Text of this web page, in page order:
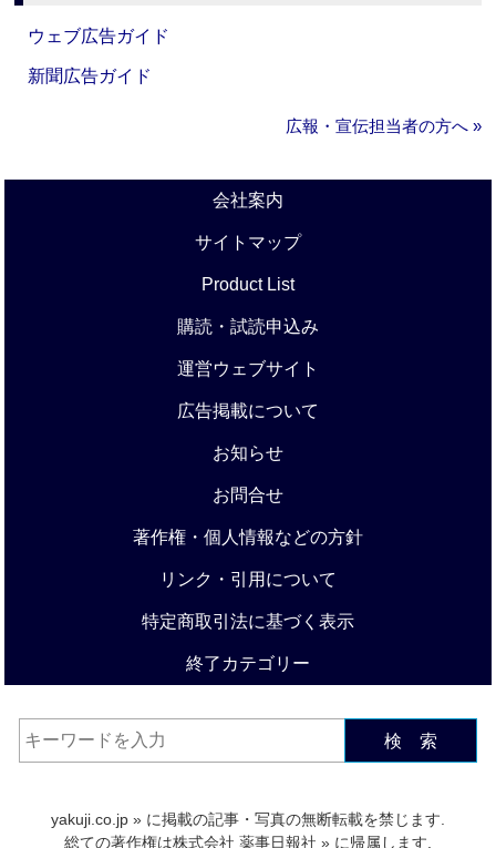
ウェブ広告ガイド
新聞広告ガイド
広報・宣伝担当者の方へ »
会社案内
サイトマップ
Product List
購読・試読申込み
運営ウェブサイト
広告掲載について
お知らせ
お問合せ
著作権・個人情報などの方針
リンク・引用について
特定商取引法に基づく表示
終了カテゴリー
検 索
yakuji.co.jp » に掲載の記事・写真の無断転載を禁じます.
総ての著作権は株式会社 薬事日報社 » に帰属します.